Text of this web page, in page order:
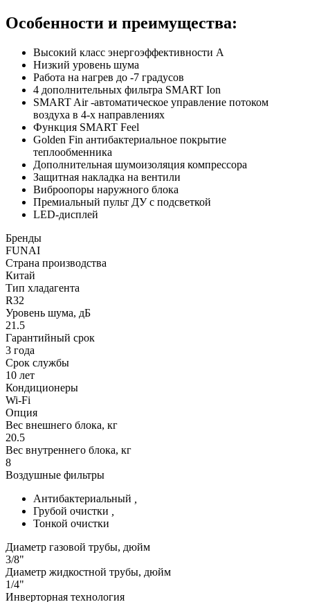
Особенности и преимущества:
Высокий класс энергоэффективности A
Низкий уровень шума
Работа на нагрев до -7 градусов
4 дополнительных фильтра SMART Ion
SMART Air -автоматическое управление потоком
воздуха в 4-х направлениях
Функция SMART Feel
Golden Fin антибактериальное покрытие
теплообменника
Дополнительная шумоизоляция компрессора
Защитная накладка на вентили
Виброопоры наружного блока
Премиальный пульт ДУ с подсветкой
LED-дисплей
Бренды
FUNAI
Страна производства
Китай
Тип хладагента
R32
Уровень шума, дБ
21.5
Гарантийный срок
3 года
Срок службы
10 лет
Кондиционеры
Wi-Fi
Опция
Вес внешнего блока, кг
20.5
Вес внутреннего блока, кг
8
Воздушные фильтры
Антибактериальный
Грубой очистки
Тонкой очистки
Диаметр газовой трубы, дюйм
3/8"
Диаметр жидкостной трубы, дюйм
1/4"
Инверторная технология